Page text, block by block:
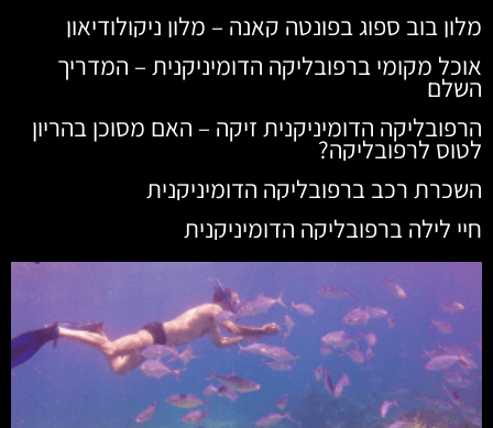
מלון בוב ספוג בפונטה קאנה – מלון ניקולודיאון
אוכל מקומי ברפובליקה הדומיניקנית – המדריך
השלם
הרפובליקה הדומיניקנית זיקה – האם מסוכן בהריון
לטוס לרפובליקה?
השכרת רכב ברפובליקה הדומיניקנית
חיי לילה ברפובליקה הדומיניקנית